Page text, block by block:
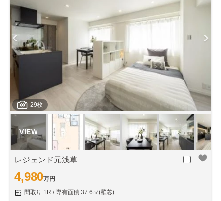
29枚
レジェンド元浅草
4,980万円
間取り:1R
専有面積:37.6㎡(壁芯)